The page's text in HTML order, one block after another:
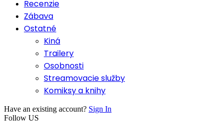
Recenzie
Zábava
Ostatné
Kiná
Trailery
Osobnosti
Streamovacie služby
Komiksy a knihy
Have an existing account? Sign In
Follow US